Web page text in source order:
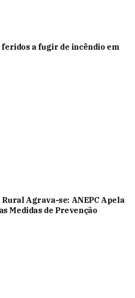
feridos a fugir de incêndio em
Agrava-se: ANEPC Apela
Medidas de Prevenção